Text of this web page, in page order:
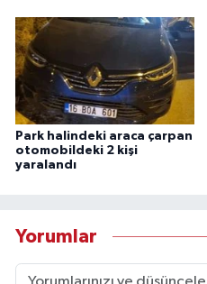
Park halindeki araca çarpan
otomobildeki 2 kişi
yaralandı
Yorumlar